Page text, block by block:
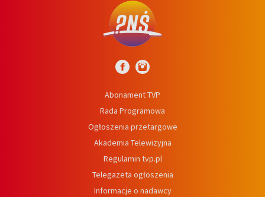
Abonament TVP
Rada Programowa
Ogłoszenia przetargowe
Akademia Telewizyjna
Regulamin tvp.pl
Telegazeta ogłoszenia
Informacje o nadawcy